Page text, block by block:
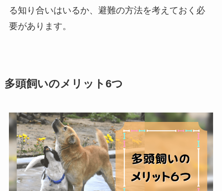
る知り合いはいるか、避難の方法を考えておく必
要があります。
多頭飼いのメリット6つ